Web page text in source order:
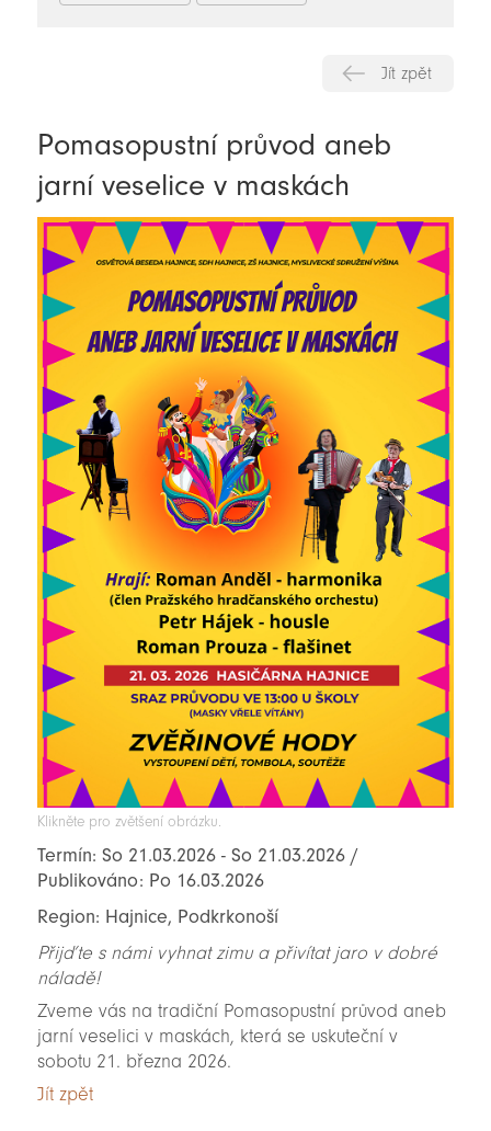
Jít zpět
Pomasopustní průvod aneb
jarní veselice v maskách
Klikněte pro zvětšení obrázku.
Termín: So 21.03.2026 - So 21.03.2026 /
Publikováno: Po 16.03.2026
Region: Hajnice, Podkrkonoší
Přijďte s námi vyhnat zimu a přivítat jaro v dobré
náladě!
Zveme vás na tradiční Pomasopustní průvod aneb
jarní veselici v maskách, která se uskuteční v
sobotu 21. března 2026.
Jít zpět